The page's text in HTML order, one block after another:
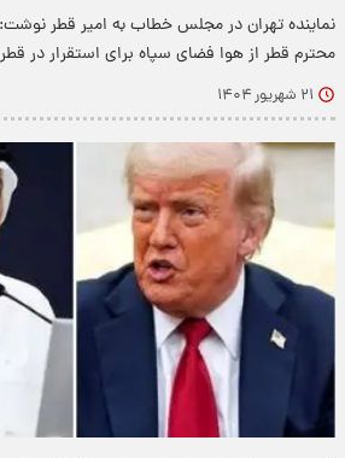
نماینده تهران در مجلس خطاب به امیر قطر
محترم قطر از هوا فضای سپاه برای استقرار در
۲۱ شهریور ۱۴۰۴